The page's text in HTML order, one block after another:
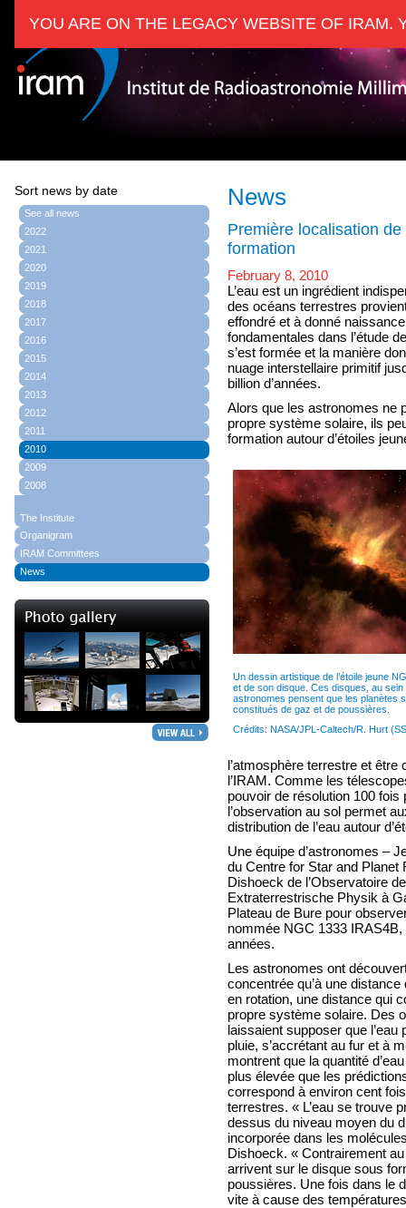
YOU ARE ON THE LEGACY WEBSITE OF IRAM.
Sort news by date
See all news
2022
2021
2020
2019
2018
2017
2016
2015
2014
2013
2012
2011
2010
2009
2008
The Institute
Organigram
IRAM Committees
News
News
Première localisation
formation
February 8, 2010
L’eau est un ingrédient
des océans terrestres
effondré et à donné
fondamentales dans l’étude
s’est formée et la manière
nuage interstellaire primitif
billion d’années.
Alors que les astronomes ne
propre système solaire, ils
formation autour d’étoiles
Un dessin artistique de l’étoile jeune
et de son disque. Ces disques, au sein
astronomes pensent que les planètes
constitués de gaz et de poussières.
Crédits: NASA/JPL-Caltech/R. Hurt
l’atmosphère terrestre et
l’IRAM. Comme les
pouvoir de résolution 100 fois
l’observation au sol permet
distribution de l’eau autour
Une équipe d’astronomes –
du Centre for Star and
Dishoeck de l’Observatoire
Extraterrestrische Physik à
Plateau de Bure pour
nommée NGC 1333 IRAS4B,
années.
Les astronomes ont
concentrée qu’à une
en rotation, une distance qui
propre système solaire. Des
laissaient supposer que
pluie, s’accrétant au fur et à
montrent que la quantité
plus élevée que les
correspond à environ cent
terrestres. « L’eau se trouve
dessus du niveau moyen du
incorporée dans les
Dishoeck. « Contrairement
arrivent sur le disque sous
poussières. Une fois dans le
vite à cause des